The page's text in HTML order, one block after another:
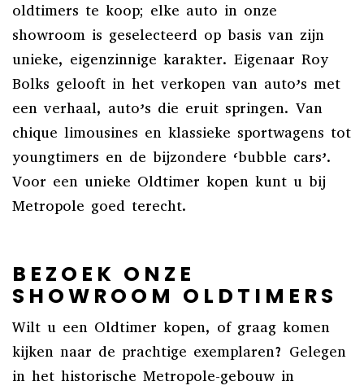
oldtimers te koop; elke auto in onze
showroom is geselecteerd op basis van zijn
unieke, eigenzinnige karakter. Eigenaar Roy
Bolks gelooft in het verkopen van auto’s met
een verhaal, auto’s die eruit springen. Van
chique limousines en klassieke sportwagens tot
youngtimers en de bijzondere ‘bubble cars’.
Voor een unieke Oldtimer kopen kunt u bij
Metropole goed terecht.
BEZOEK ONZE
SHOWROOM OLDTIMERS
Wilt u een Oldtimer kopen, of graag komen
kijken naar de prachtige exemplaren? Gelegen
in het historische Metropole-gebouw in